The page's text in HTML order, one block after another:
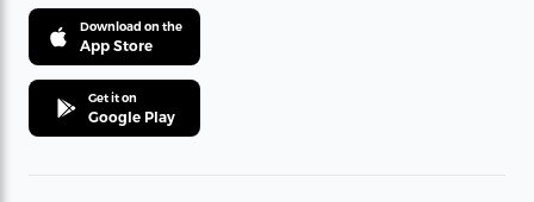
Download on the
App Store
Get it on
Google Play